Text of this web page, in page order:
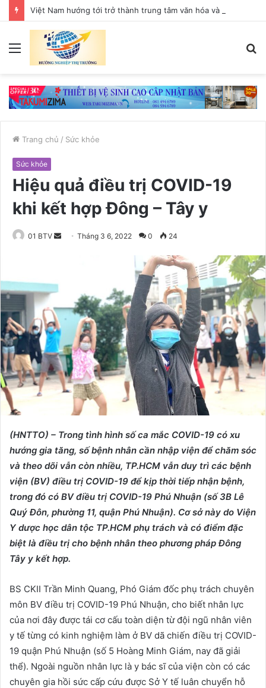
Trang chủ / Sức khỏe
Sức khỏe
Hiệu quả điều trị COVID-19
khi kết hợp Đông – Tây y
01 BTV
n
e
a
i
Tháng 3 6, 2022 0 24
(HNTTO) – Trong tình hình số ca mắc COVID-19 có xu
hướng gia tăng, số bệnh nhân cần nhập viện để chăm sóc
và theo dõi vẫn còn nhiều, TP.HCM vẫn duy trì các bệnh
viện (BV) điều trị COVID-19 để kịp thời tiếp nhận bệnh,
trong đó có BV điều trị COVID-19 Phú Nhuận (số 3B Lê
Quý Đôn, phường 11, quận Phú Nhuận). Cơ sở này do Viện
Y dược học dân tộc TP.HCM phụ trách và có điểm đặc
biệt là điều trị cho bệnh nhân theo phương pháp Đông
Tây y kết hợp.
BS CKII Trần Minh Quang, Phó Giám đốc phụ trách chuyên
môn BV điều trị COVID-19 Phú Nhuận, cho biết nhân lực
của nơi đây được tái cơ cấu toàn diện từ đội ngũ nhân viên
y tế từng có kinh nghiệm làm ở BV dã chiến điều trị COVID-
19 quận Phú Nhuận (số 5 Hoàng Minh Giám, nay đã giải
thể). Ngoài nguồn nhân lực là y bác sĩ của viện còn có các
chuyên gia hồi sức cấp cứu được Sở Y tế luân chuyển hỗ